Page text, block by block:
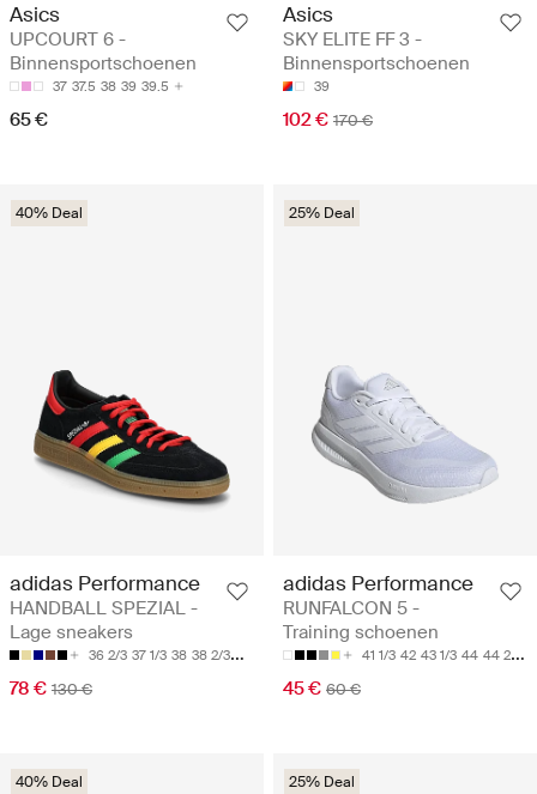
Asics
UPCOURT 6 -
Binnensportschoenen
37 37.5 38 39 39.5
65 €
Asics
SKY ELITE FF 3 -
Binnensportschoenen
39
102 € 170 €
40% Deal
adidas Performance
HANDBALL SPEZIAL -
Lage sneakers
36 2/3 37 1/3 38 38 2/3 39 1/3
78 € 130 €
25% Deal
adidas Performance
RUNFALCON 5 -
Training schoenen
41 1/3 42 43 1/3 44 44 2/3
45 € 60 €
40% Deal 25% Deal